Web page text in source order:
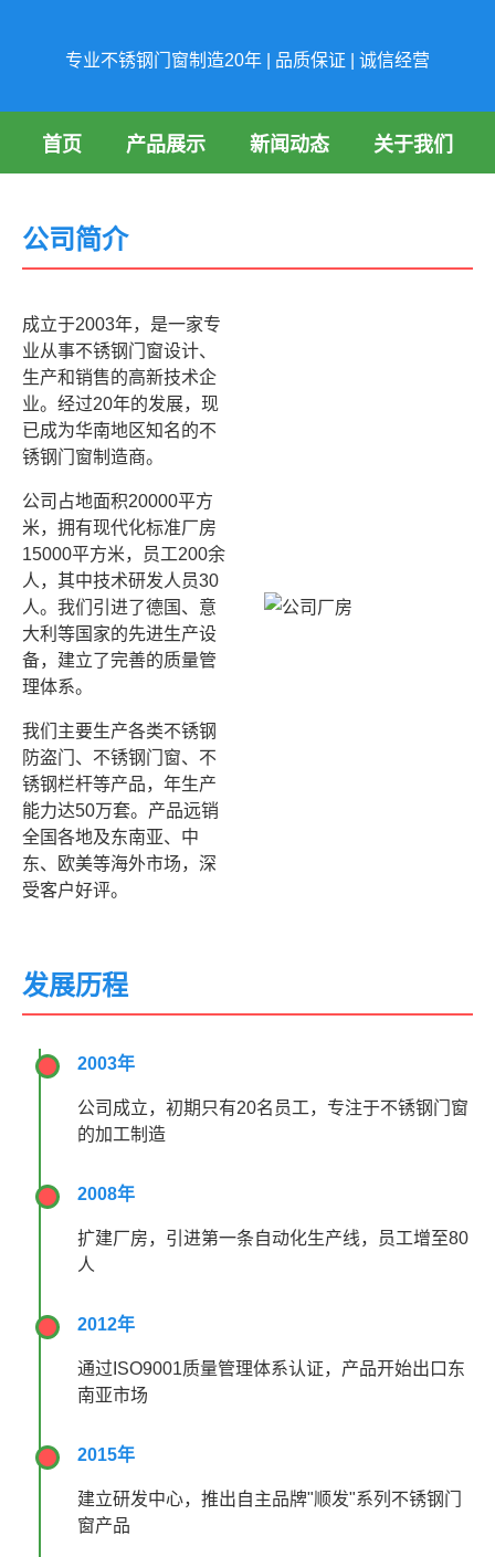
专业不锈钢门窗制造20年 | 品质保证 | 诚信经营
首页 产品展示 新闻动态 关于我们
公司简介
成立于2003年，是一家专
业从事不锈钢门窗设计、
生产和销售的高新技术企
业。经过20年的发展，现
已成为华南地区知名的不
锈钢门窗制造商。
公司占地面积20000平方
米，拥有现代化标准厂房
15000平方米，员工200余
人，其中技术研发人员30
人。我们引进了德国、意
大利等国家的先进生产设
备，建立了完善的质量管
理体系。
我们主要生产各类不锈钢
防盗门、不锈钢门窗、不
锈钢栏杆等产品，年生产
能力达50万套。产品远销
全国各地及东南亚、中
东、欧美等海外市场，深
受客户好评。
发展历程
2003年
公司成立，初期只有20名员工，专注于不锈钢门窗
的加工制造
2008年
扩建厂房，引进第一条自动化生产线，员工增至80
人
2012年
通过ISO9001质量管理体系认证，产品开始出口东
南亚市场
2015年
建立研发中心，推出自主品牌"顺发"系列不锈钢门
窗产品